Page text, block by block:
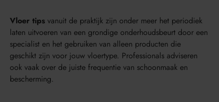
Vloer tips vanuit de praktijk zijn onder meer het periodiek
laten uitvoeren van een grondige onderhoudsbeurt door een
specialist en het gebruiken van alleen producten die
geschikt zijn voor jouw vloertype. Professionals adviseren
ook vaak over de juiste frequentie van schoonmaak en
bescherming.